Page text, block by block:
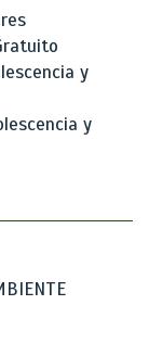
y
y